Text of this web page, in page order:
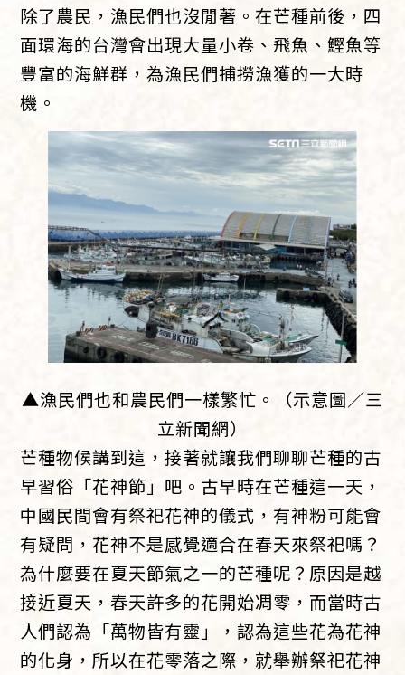
除了農民，漁民們也沒閒著。在芒種前後，四
面環海的台灣會出現大量小卷、飛魚、鰹魚等
豐富的海鮮群，為漁民們捕撈漁獲的一大時
機。
▲漁民們也和農民們一樣繁忙。（示意圖／三
立新聞網）
芒種物候講到這，接著就讓我們聊聊芒種的古
早習俗「花神節」吧。古早時在芒種這一天，
中國民間會有祭祀花神的儀式，有神粉可能會
有疑問，花神不是感覺適合在春天來祭祀嗎？
為什麼要在夏天節氣之一的芒種呢？原因是越
接近夏天，春天許多的花開始凋零，而當時古
人們認為「萬物皆有靈」，認為這些花為花神
的化身，所以在花零落之際，就舉辦祭祀花神